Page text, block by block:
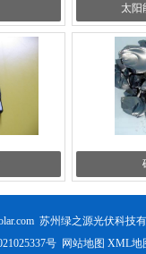
太阳
苏州绿之源光伏科技
号 网站地图 XML地